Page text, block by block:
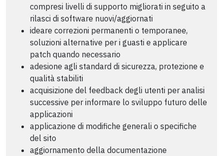
compresi livelli di supporto migliorati in seguito a
rilasci di software nuovi/aggiornati
ideare correzioni permanenti o temporanee,
soluzioni alternative per i guasti e applicare
patch quando necessario
adesione agli standard di sicurezza, protezione e
qualità stabiliti
acquisizione del feedback degli utenti per analisi
successive per informare lo sviluppo futuro delle
applicazioni
applicazione di modifiche generali o specifiche
del sito
aggiornamento della documentazione